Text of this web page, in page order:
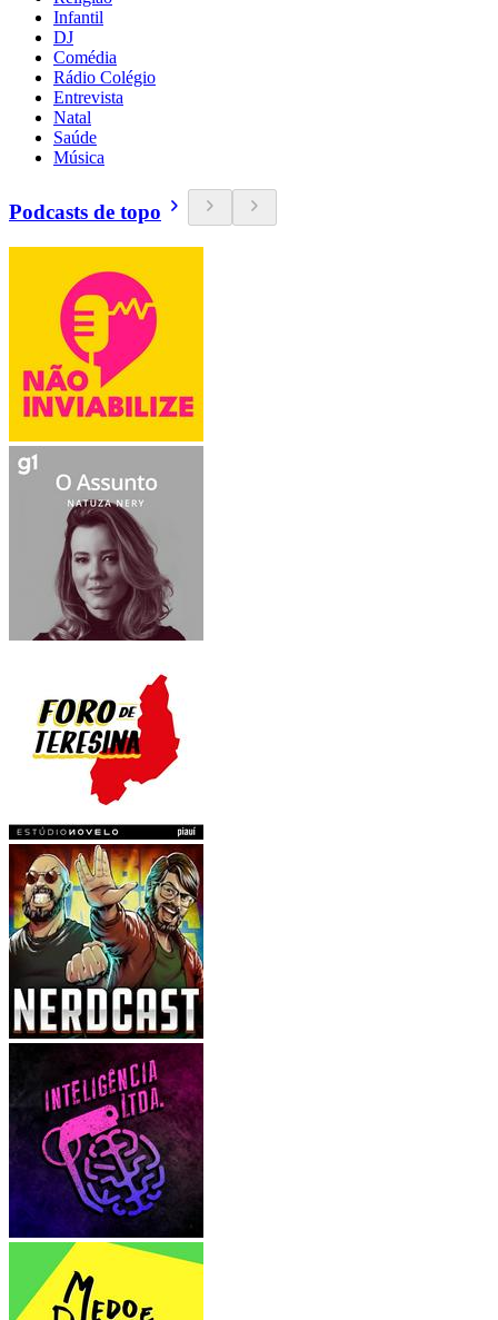
Infantil
DJ
Comédia
Rádio Colégio
Entrevista
Natal
Saúde
Música
Podcasts de topo